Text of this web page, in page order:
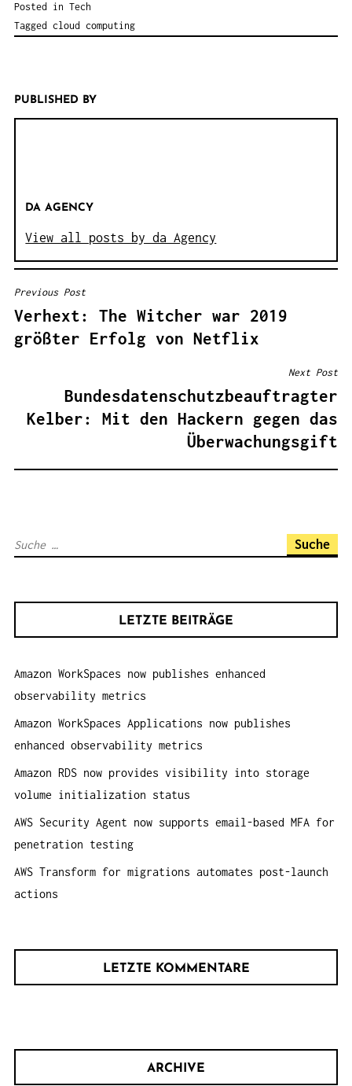
Posted in Tech
Tagged cloud computing
PUBLISHED BY
DA AGENCY
View all posts by da Agency
B
E
I
I
I
Previous Post
Verhext: The Witcher war 2019
größter Erfolg von Netflix
Next Post
Bundesdatenschutzbeauftragter
Kelber: Mit den Hackern gegen das
Überwachungsgift
S
a
c
h
:
LETZTE BEITRÄGE
Amazon WorkSpaces now publishes enhanced
observability metrics
Amazon WorkSpaces Applications now publishes
enhanced observability metrics
Amazon RDS now provides visibility into storage
volume initialization status
AWS Security Agent now supports email-based MFA for
penetration testing
AWS Transform for migrations automates post-launch
actions
LETZTE KOMMENTARE
ARCHIVE